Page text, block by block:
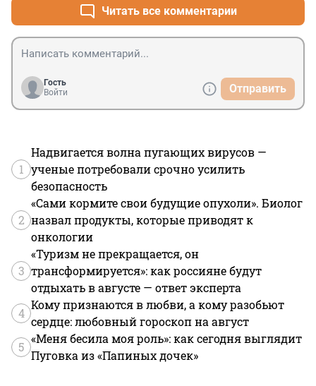
стабильность!
Читать все комментарии
Гость
Войти
Отправить
1
Надвигается волна пугающих вирусов —
ученые потребовали срочно усилить
безопасность
2
«Сами кормите свои будущие опухоли». Биолог
назвал продукты, которые приводят к
онкологии
3
«Туризм не прекращается, он
трансформируется»: как россияне будут
отдыхать в августе — ответ эксперта
4
Кому признаются в любви, а кому разобьют
сердце: любовный гороскоп на август
5
«Меня бесила моя роль»: как сегодня выглядит
Пуговка из «Папиных дочек»